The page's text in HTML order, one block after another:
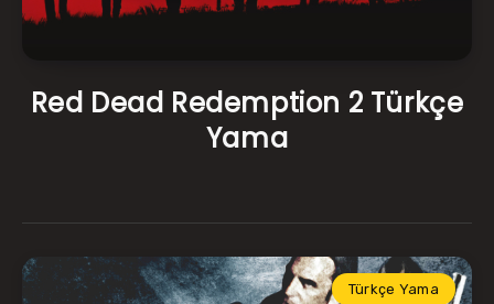
Red Dead Redemption 2 Türkçe
Yama
Türkçe Yama